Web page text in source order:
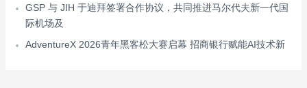
GSP 与 JIH 于迪拜签署合作协议，共同推进马尔代夫新一代国
际机场及
AdventureX 2026青年黑客松大赛启幕 招商银行赋能AI技术新